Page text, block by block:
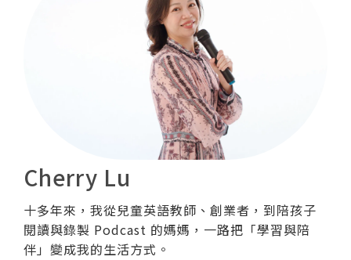
Cherry Lu
十多年來，我從兒童英語教師、創業者，到陪孩子
閱讀與錄製 Podcast 的媽媽，一路把「學習與陪
伴」變成我的生活方式。